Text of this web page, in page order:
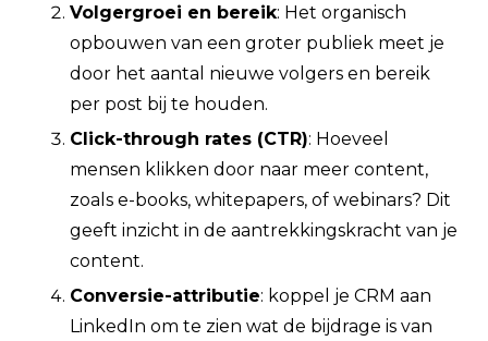
Volgergroei en bereik: Het organisch
opbouwen van een groter publiek meet je
door het aantal nieuwe volgers en bereik
per post bij te houden.
Click-through rates (CTR): Hoeveel
mensen klikken door naar meer content,
zoals e-books, whitepapers, of webinars? Dit
geeft inzicht in de aantrekkingskracht van je
content.
Conversie-attributie: koppel je CRM aan
LinkedIn om te zien wat de bijdrage is van